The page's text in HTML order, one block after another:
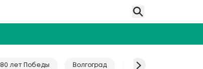
80 лет Победы Волгоград Гайд